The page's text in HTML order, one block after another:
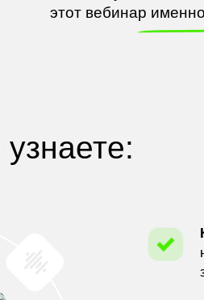
этот вебинар
узнаете: